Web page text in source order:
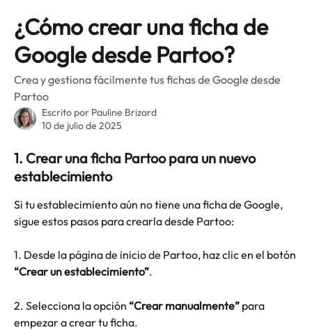
¿Cómo crear una ficha de
Google desde Partoo?
Crea y gestiona fácilmente tus fichas de Google desde
Partoo
Escrito por Pauline Brizard
10 de julio de 2025
1. Crear una ficha Partoo para un nuevo
establecimiento
Si tu establecimiento aún no tiene una ficha de Google,
sigue estos pasos para crearla desde Partoo:
1. Desde la página de inicio de Partoo, haz clic en el botón
“Crear un establecimiento”.
2. Selecciona la opción “Crear manualmente” para
empezar a crear tu ficha.